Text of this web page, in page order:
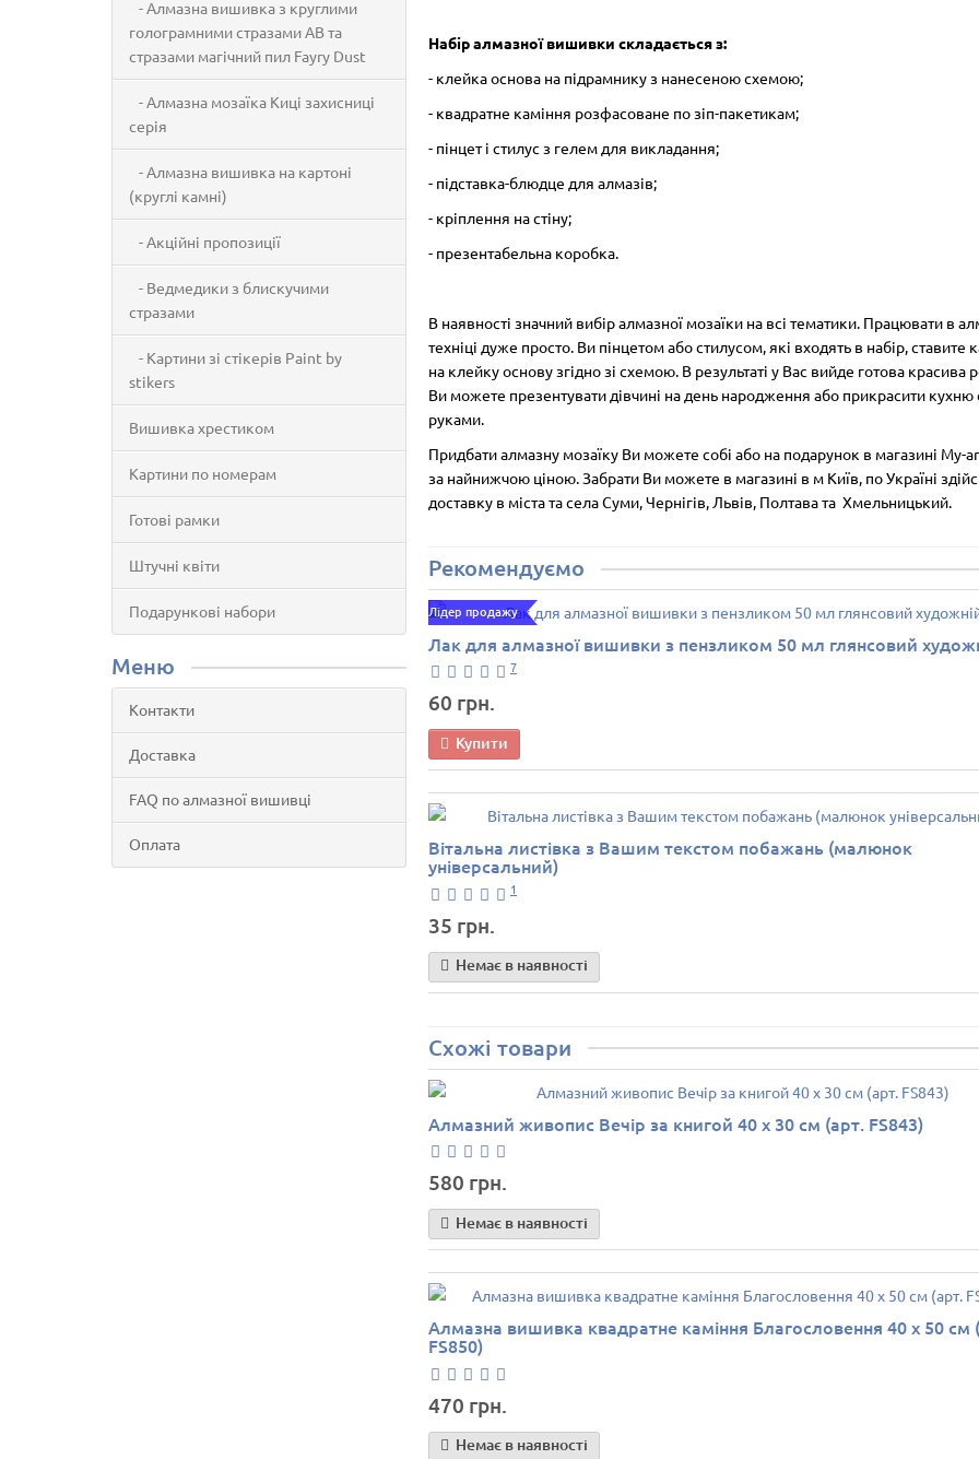
- Алмазна вишивка з круглими
голограмними стразами AB та
стразами магічний пил Fayry Dust
- Алмазна мозаїка Киці захисниці
серія
- Алмазна вишивка на картоні
(круглі камні)
- Акційні пропозиції
- Ведмедики з блискучими
стразами
- Картини зі стікерів Paint by
stikers
Вишивка хрестиком
Картини по номерам
Готові рамки
Штучні квіти
Подарункові набори
Меню
Контакти
Доставка
FAQ по алмазної вишивці
Оплата
Набір алмазної вишивки складається з:
- клейка основа на підрамнику з нанесеною схемою;
- квадратне каміння розфасоване по зіп-пакетикам;
- пінцет і стилус з гелем для викладання;
- підставка-блюдце для алмазів;
- кріплення на стіну;
- презентабельна коробка.
В наявності значний вибір алмазної мозаїки на всі тематики. Працювати в
техніці дуже просто. Ви пінцетом або стилусом, які входять в набір, ставите
на клейку основу згідно зі схемою. В результаті у Вас вийде готова красива
Ви можете презентувати дівчині на день народження або прикрасити кухню
руками.
Придбати алмазну мозаїку Ви можете собі або на подарунок в магазині My-
за найнижчою ціною. Забрати Ви можете в магазині в м Київ, по Україні
доставку в міста та села Суми, Чернігів, Львів, Полтава та Хмельницький.
Рекомендуємо
Лідер продажу
Лак для алмазної вишивки з пензликом 50 мл глянсовий
7
60 грн.
Купити
Вітальна листівка з Вашим текстом побажань (малюнок
універсальний)
1
35 грн.
Немає в наявності
Схожі товари
Алмазний живопис Вечір за книгой 40 х 30 см (арт. FS843)
580 грн.
Немає в наявності
Алмазна вишивка квадратне каміння Благословення 40 х 50 см
FS850)
470 грн.
Немає в наявності